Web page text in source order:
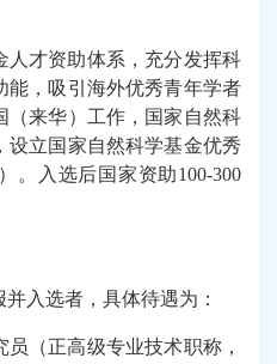
人才资助体系，充分发挥科
能，吸引海外优秀青年学者
（来华）工作，国家自然科
设立国家自然科学基金优秀
。入选后国家资助100-300
入选者，具体待遇为：
（正高级专业技术职称，